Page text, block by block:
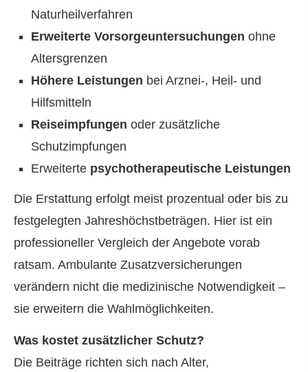
Naturheilverfahren
Erweiterte Vorsorgeuntersuchungen ohne
Altersgrenzen
Höhere Leistungen bei Arznei-, Heil- und
Hilfsmitteln
Reiseimpfungen oder zusätzliche
Schutzimpfungen
Erweiterte psychotherapeutische Leistungen
Die Erstattung erfolgt meist prozentual oder bis zu
festgelegten Jahreshöchstbeträgen. Hier ist ein
professioneller Vergleich der Angebote vorab
ratsam. Ambulante Zusatzversicherungen
verändern nicht die medizinische Notwendigkeit –
sie erweitern die Wahlmöglichkeiten.
Was kostet zusätzlicher Schutz?
Die Beiträge richten sich nach Alter,